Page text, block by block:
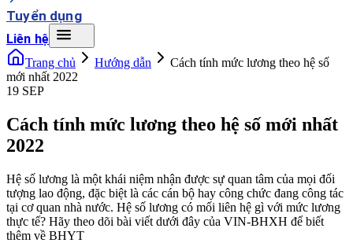
Tuyển dụng
Liên hệ
Trang chủ Hướng dẫn
Cách tính mức lương theo hệ số
mới nhất 2022
19 SEP
Cách tính mức lương theo hệ số mới nhất
2022
Hệ số lương là một khái niệm nhận được sự quan tâm của mọi đối
tượng lao động, đặc biệt là các cán bộ hay công chức đang công tác
tại cơ quan nhà nước. Hệ số lương có mối liên hệ gì với mức lương
thực tế? Hãy theo dõi bài viết dưới đây của VIN-BHXH để biết
thêm về BHYT